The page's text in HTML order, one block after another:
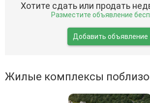
Хотите сдать или продать
Разместите объявление
Добавить объявление
Жилые комплексы